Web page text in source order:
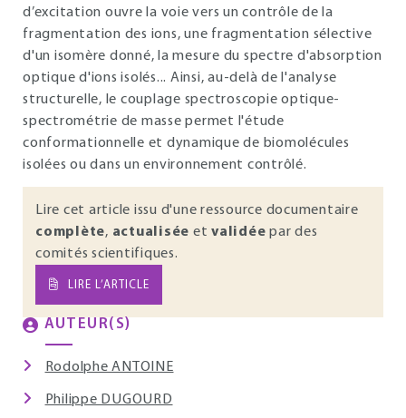
d’excitation ouvre la voie vers un contrôle de la
fragmentation des ions, une fragmentation sélective
d'un isomère donné, la mesure du spectre d'absorption
optique d'ions isolés... Ainsi, au-delà de l'analyse
structurelle, le couplage spectroscopie optique-
spectrométrie de masse permet l'étude
conformationnelle et dynamique de biomolécules
isolées ou dans un environnement contrôlé.
Lire cet article issu d'une ressource documentaire
complète, actualisée et validée par des
comités scientifiques.
LIRE L’ARTICLE
AUTEUR(S)
Rodolphe ANTOINE
Philippe DUGOURD